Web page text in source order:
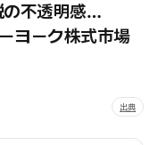
の不透明感…
ヨーク株式市場
出典